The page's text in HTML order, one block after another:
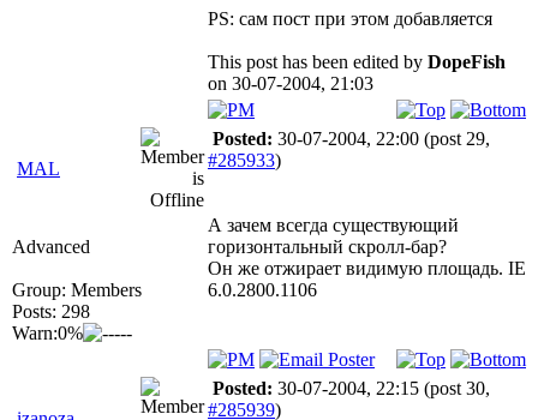
PS: сам пост при этом добавляется
This post has been edited by DopeFish
on 30-07-2004, 21:03
MAL
Posted: 30-07-2004, 22:00 (post 29,
#285933)
Advanced
Group: Members
Posts: 298
Warn:0%
А зачем всегда существующий
горизонтальный скролл-бар?
Он же отжирает видимую площадь. IE
6.0.2800.1106
Posted: 30-07-2004, 22:15 (post 30,
#285939)